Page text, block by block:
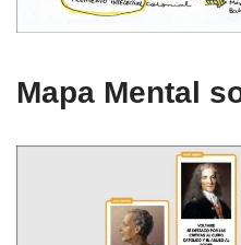
Mapa Mental